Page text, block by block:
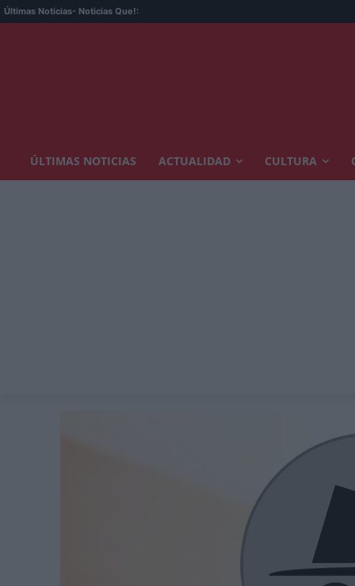
Últimas Noticias- Noticias Que!:
ÚLTIMAS NOTICIAS ACTUALIDAD CULTURA